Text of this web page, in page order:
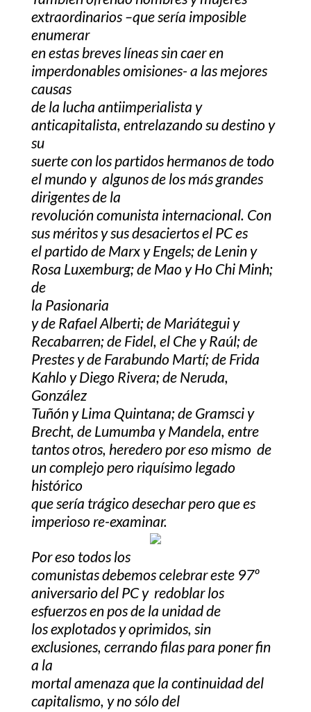
extraordinarios –que sería imposible
enumerar
en estas breves líneas sin caer en
imperdonables omisiones- a las mejores
causas
de la lucha antiimperialista y
anticapitalista, entrelazando su destino y
su
suerte con los partidos hermanos de todo
el mundo y algunos de los más grandes
dirigentes de la
revolución comunista internacional. Con
sus méritos y sus desaciertos el PC es
el partido de Marx y Engels; de Lenin y
Rosa Luxemburg; de Mao y Ho Chi Minh;
de
la Pasionaria
y de Rafael Alberti; de Mariátegui y
Recabarren; de Fidel, el Che y Raúl; de
Prestes y de Farabundo Martí; de Frida
Kahlo y Diego Rivera; de Neruda,
González
Tuñón y Lima Quintana; de Gramsci y
Brecht, de Lumumba y Mandela, entre
tantos otros, heredero por eso mismo de
un complejo pero riquísimo legado
histórico
que sería trágico desechar pero que es
imperioso re-examinar.
Por eso todos los
comunistas debemos celebrar este 97º
aniversario del PC y redoblar los
esfuerzos en pos de la unidad de
los explotados y oprimidos, sin
exclusiones, cerrando filas para poner fin
a la
mortal amenaza que la continuidad del
capitalismo, y no sólo del